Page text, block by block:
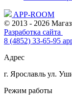
APP-ROOM
© 2013 - 2026
Разработка сайта
8 (4852) 33-65-95
Адрес
г. Ярославль ул.
Режим работы